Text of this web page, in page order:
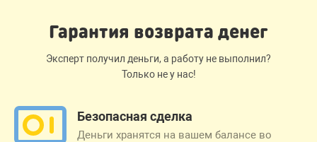
Гарантия возврата денег
Эксперт получил деньги, а работу не выполнил?
Только не у нас!
Безопасная сделка
Деньги хранятся на вашем балансе во